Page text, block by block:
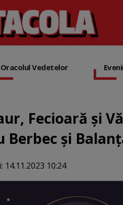
Oracolul Vedetelor
Fecioară și
și
14.11.2023 10:24